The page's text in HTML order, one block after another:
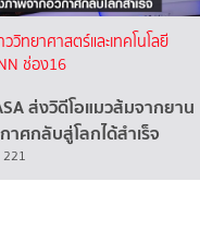
ววิทยาศาสตร์และเทคโนโลยี
ช่อง16
ส่งวิดีโอแมวส้มจากยาน
าศกลับสู่โลกได้สำเร็จ
221